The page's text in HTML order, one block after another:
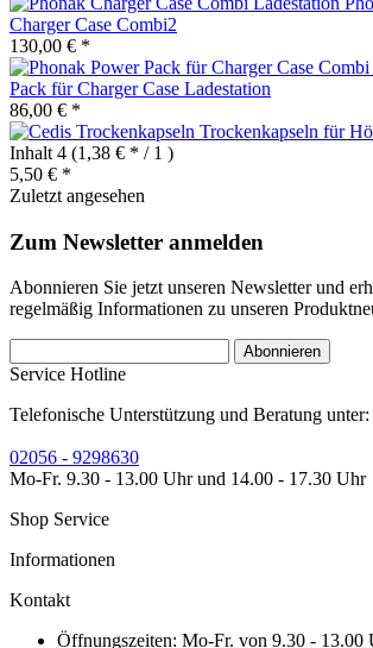
Charger Case Combi2
130,00 € *
Pack für Charger Case Ladestation
86,00 € *
Trockenkapseln für
Inhalt 4 (1,38 € * / 1 )
5,50 € *
Zuletzt angesehen
Zum Newsletter anmelden
Abonnieren Sie jetzt unseren Newsletter und
regelmäßig Informationen zu unseren
Abonnieren
Service Hotline
Telefonische Unterstützung und Beratung unter:
02056 - 9298630
Mo-Fr. 9.30 - 13.00 Uhr und 14.00 - 17.30 Uhr
Shop Service
Informationen
Kontakt
Öffnungszeiten: Mo-Fr. von 9.30 - 13.00